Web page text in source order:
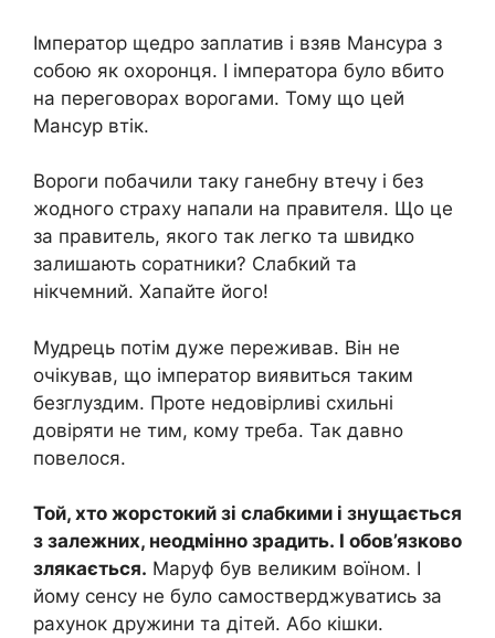
Імператор щедро заплатив і взяв Мансура з
собою як охоронця. І імператора було вбито
на переговорах ворогами. Тому що цей
Мансур втік.
Вороги побачили таку ганебну втечу і без
жодного страху напали на правителя. Що це
за правитель, якого так легко та швидко
залишають соратники? Слабкий та
нікчемний. Хапайте його!
Мудрець потім дуже переживав. Він не
очікував, що імператор виявиться таким
безглуздим. Проте недовірливі схильні
довіряти не тим, кому треба. Так давно
повелося.
Той, хто жорстокий зі слабкими і знущається
з залежних, неодмінно зрадить. І обов’язково
злякається. Маруф був великим воїном. І
йому сенсу не було самостверджуватись за
рахунок дружини та дітей. Або кішки.